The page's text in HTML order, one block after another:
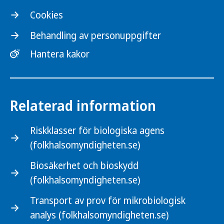
Cookies
Behandling av personuppgifter
Hantera kakor
Relaterad information
Riskklasser för biologiska agens
(folkhalsomyndigheten.se)
Biosäkerhet och bioskydd
(folkhalsomyndigheten.se)
Transport av prov för mikrobiologisk
analys (folkhalsomyndigheten.se)